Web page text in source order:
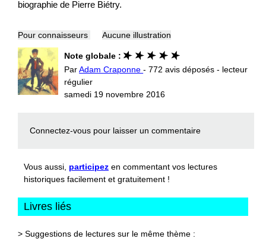
biographie de Pierre Biétry.
Pour connaisseurs Aucune illustration
Note globale :
ParAdam Craponne- 772 avis déposés - lecteur
régulier
samedi 19 novembre 2016
Connectez-vous pour laisser un commentaire
Vous aussi, participez en commentant vos lectures
historiques facilement et gratuitement !
Livres liés
> Suggestions de lectures sur le même thème :